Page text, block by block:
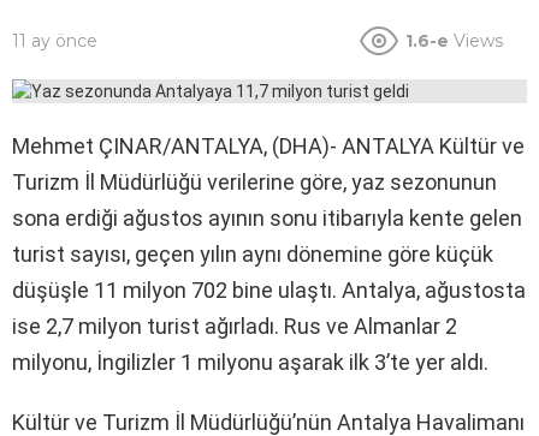
11 ay önce 1.6-e Views
Mehmet ÇINAR/ANTALYA, (DHA)- ANTALYA Kültür ve
Turizm İl Müdürlüğü verilerine göre, yaz sezonunun
sona erdiği ağustos ayının sonu itibarıyla kente gelen
turist sayısı, geçen yılın aynı dönemine göre küçük
düşüşle 11 milyon 702 bine ulaştı. Antalya, ağustosta
ise 2,7 milyon turist ağırladı. Rus ve Almanlar 2
milyonu, İngilizler 1 milyonu aşarak ilk 3’te yer aldı.
Kültür ve Turizm İl Müdürlüğü’nün Antalya Havalimanı